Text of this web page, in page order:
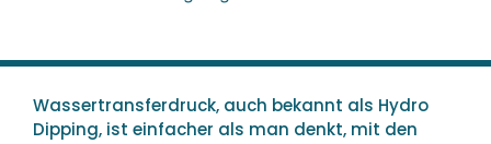
Wassertransferdruck, auch bekannt als Hydro
Dipping, ist einfacher als man denkt, mit den